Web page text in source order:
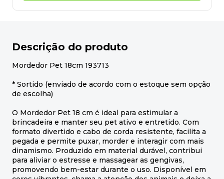
Descrição do produto
Mordedor Pet 18cm 193713
* Sortido (enviado de acordo com o estoque sem opção
de escolha)
O Mordedor Pet 18 cm é ideal para estimular a
brincadeira e manter seu pet ativo e entretido. Com
formato divertido e cabo de corda resistente, facilita a
pegada e permite puxar, morder e interagir com mais
dinamismo. Produzido em material durável, contribui
para aliviar o estresse e massagear as gengivas,
promovendo bem-estar durante o uso. Disponível em